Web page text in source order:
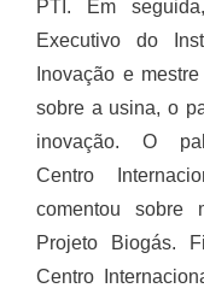
PTI. Em
Executivo do
Inovação e
sobre a usina, o
inovação. O
Centro
comentou sobre
Projeto Biogás.
Centro